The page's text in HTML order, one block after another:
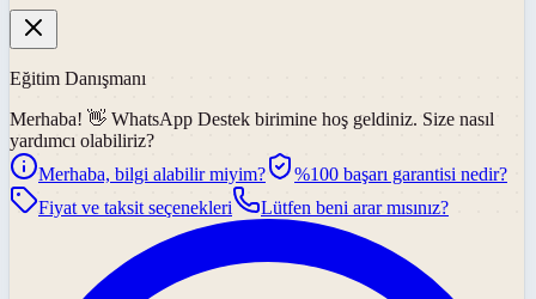
Eğitim Danışmanı
Merhaba! 👋 WhatsApp Destek birimine hoş geldiniz. Size nasıl
yardımcı olabiliriz?
Merhaba, bilgi alabilir miyim?
%100 başarı garantisi nedir?
Fiyat ve taksit seçenekleri
Lütfen beni arar mısınız?